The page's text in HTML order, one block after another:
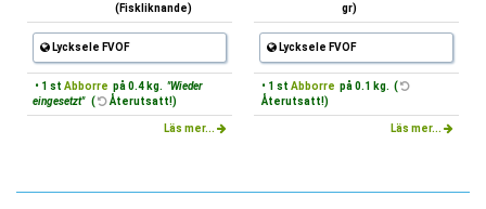
(Fiskliknande)
Lycksele FVOF
• 1 st Abborre på 0.4 kg. "Wieder
eingesetzt" ( Återutsatt!)
Läs mer...
gr)
Lycksele FVOF
• 1 st Abborre på 0.1 kg. (
Återutsatt!)
Läs mer...